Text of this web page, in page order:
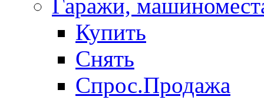
Гаражи,
Купить
Снять
Спрос.Продажа